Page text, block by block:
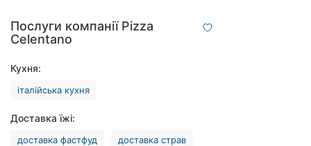
Тернопіль
Хмельницький
Послуги компанії Pizza
Celentano
Кухня:
італійська кухня
Доставка їжі:
доставка фастфуд доставка страв